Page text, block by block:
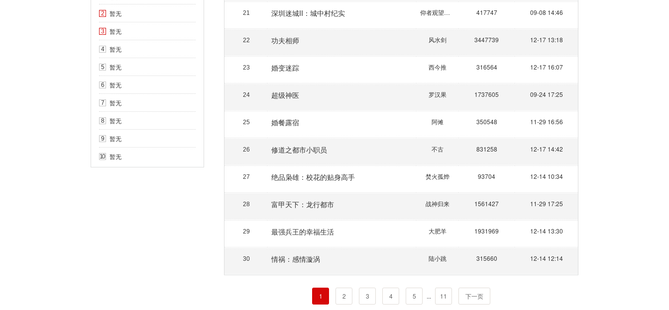
2 暂无
3 暂无
4 暂无
5 暂无
6 暂无
7 暂无
8 暂无
9 暂无
10 暂无
21 深圳迷城II：城中村纪实 仰者观望于天 417747 09-08 14:46
22 功夫相师 风水剑 3447739 12-17 13:18
23 婚变迷踪 西今推 316564 12-17 16:07
24 超级神医 罗汉果 1737605 09-24 17:25
25 婚餐露宿 阿傩 350548 11-29 16:56
26 修道之都市小职员 不古 831258 12-17 14:42
27 绝品枭雄：校花的贴身高手 焚火孤烨 93704 12-14 10:34
28 富甲天下：龙行都市 战神归来 1561427 11-29 17:25
29 最强兵王的幸福生活 大肥羊 1931969 12-14 13:30
30 情祸：感情漩涡 陆小跳 315660 12-14 12:14
1 2 3 4 5 ... 11 下一页